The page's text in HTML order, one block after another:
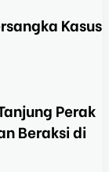
Kasus
Perak
Beraksi di